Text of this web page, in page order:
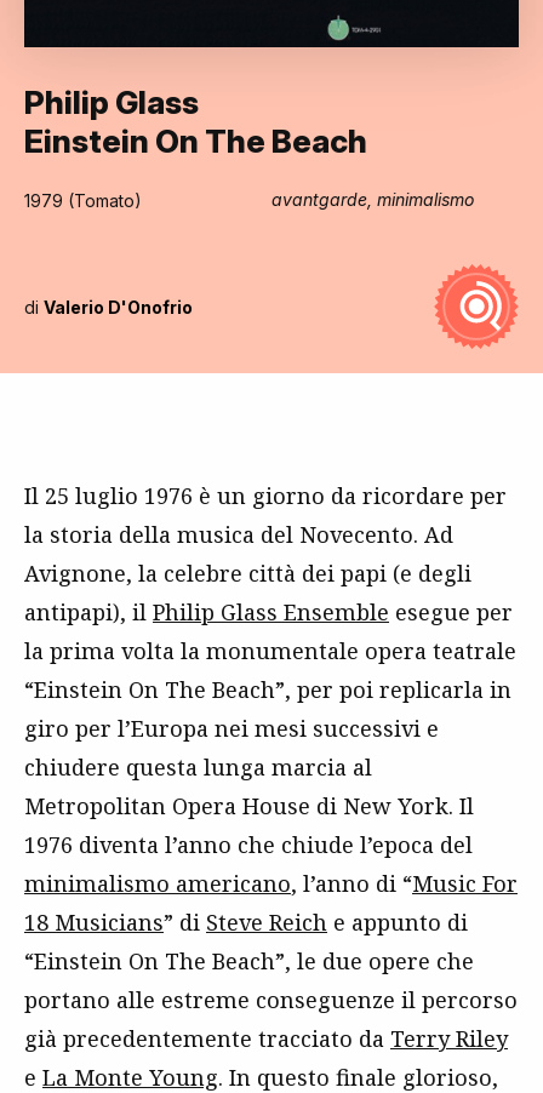
Philip Glass
Einstein On The Beach
1979 (Tomato) avantgarde, minimalismo
di Valerio D'Onofrio
Il 25 luglio 1976 è un giorno da ricordare per
la storia della musica del Novecento. Ad
Avignone, la celebre città dei papi (e degli
antipapi), il Philip Glass Ensemble esegue per
la prima volta la monumentale opera teatrale
“Einstein On The Beach”, per poi replicarla in
giro per l’Europa nei mesi successivi e
chiudere questa lunga marcia al
Metropolitan Opera House di New York. Il
1976 diventa l’anno che chiude l’epoca del
minimalismo americano, l’anno di “Music For
18 Musicians” di Steve Reich e appunto di
“Einstein On The Beach”, le due opere che
portano alle estreme conseguenze il percorso
già precedentemente tracciato da Terry Riley
e La Monte Young. In questo finale glorioso,